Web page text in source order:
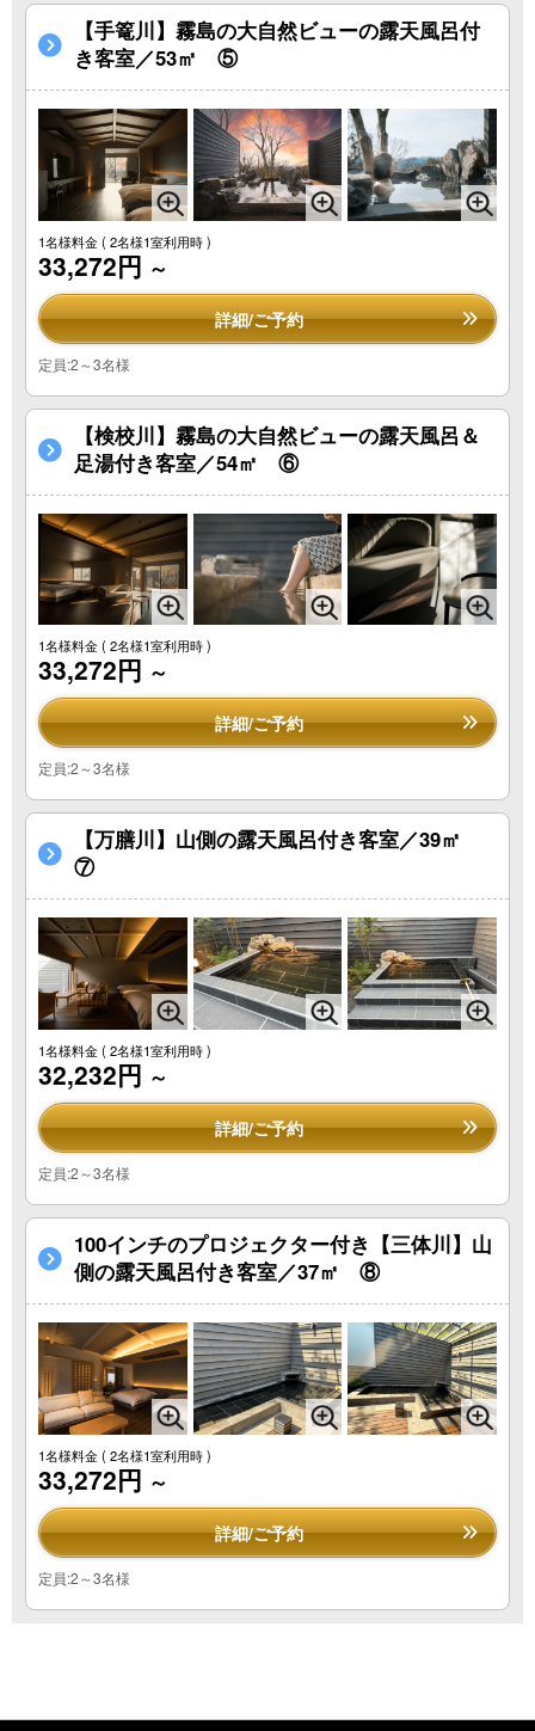
【手篭川】霧島の大自然ビューの露天風呂付
き客室／53㎡ ⑤
1名様料金( 2名様1室利用時 )
33,272円 ～
詳細/ご予約
定員:2～3名様
【検校川】霧島の大自然ビューの露天風呂＆
足湯付き客室／54㎡ ⑥
1名様料金( 2名様1室利用時 )
33,272円 ～
詳細/ご予約
定員:2～3名様
【万膳川】山側の露天風呂付き客室／39㎡
⑦
1名様料金( 2名様1室利用時 )
32,232円 ～
詳細/ご予約
定員:2～3名様
100インチのプロジェクター付き【三体川】山
側の露天風呂付き客室／37㎡ ⑧
1名様料金( 2名様1室利用時 )
33,272円 ～
詳細/ご予約
定員:2～3名様